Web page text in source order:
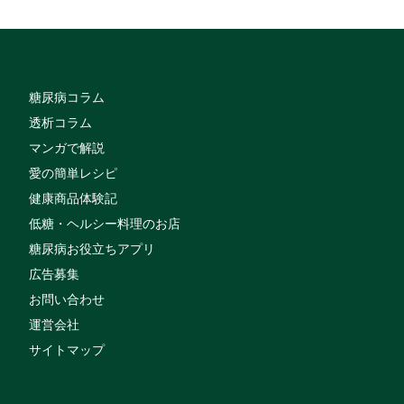
糖尿病コラム
透析コラム
マンガで解説
愛の簡単レシピ
健康商品体験記
低糖・ヘルシー料理のお店
糖尿病お役立ちアプリ
広告募集
お問い合わせ
運営会社
サイトマップ